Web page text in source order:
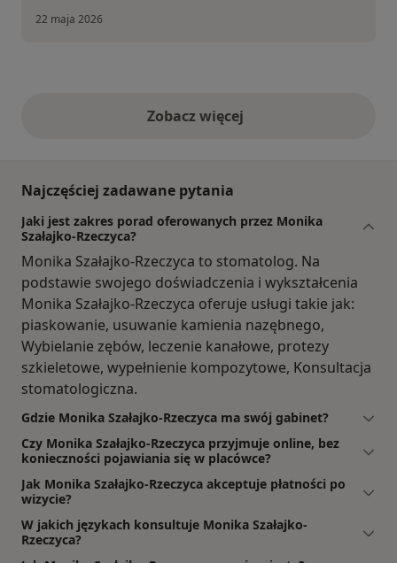
22 maja 2026
Zobacz więcejopinie powyżej
Najczęściej zadawane pytania
Jaki jest zakres porad oferowanych przez Monika
Szałajko-Rzeczyca?
Monika Szałajko-Rzeczyca to stomatolog. Na
podstawie swojego doświadczenia i wykształcenia
Monika Szałajko-Rzeczyca oferuje usługi takie jak:
piaskowanie, usuwanie kamienia nazębnego,
Wybielanie zębów, leczenie kanałowe, protezy
szkieletowe, wypełnienie kompozytowe, Konsultacja
stomatologiczna.
Gdzie Monika Szałajko-Rzeczyca ma swój gabinet?
Czy Monika Szałajko-Rzeczyca przyjmuje online, bez
konieczności pojawiania się w placówce?
Jak Monika Szałajko-Rzeczyca akceptuje płatności po
wizycie?
W jakich językach konsultuje Monika Szałajko-
Rzeczyca?